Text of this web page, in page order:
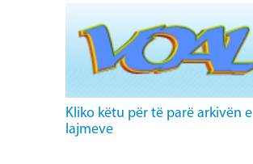
Kliko këtu për të parë arkivën e
lajmeve